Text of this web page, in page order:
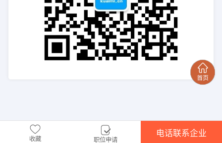
收藏 职位申请
电话联系企业